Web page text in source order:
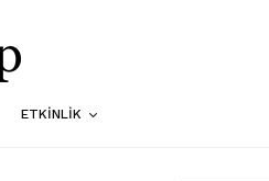
ETKINLIK